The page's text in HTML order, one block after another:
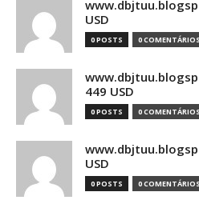
USD
0 POSTS 0 COMENTÁRIOS
449 USD
0 POSTS 0 COMENTÁRIOS
USD
0 POSTS 0 COMENTÁRIOS